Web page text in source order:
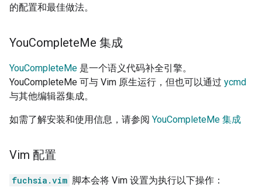
的配置和最佳做法。
YouCompleteMe 集成
YouCompleteMe 是一个语义代码补全引擎。
YouCompleteMe 可与 Vim 原生运行，但也可以通过 ycmd
与其他编辑器集成。
如需了解安装和使用信息，请参阅 YouCompleteMe 集成
Vim 配置
fuchsia.vim 脚本会将 Vim 设置为执行以下操作：